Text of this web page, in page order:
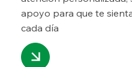
apoyo para que te
cada día